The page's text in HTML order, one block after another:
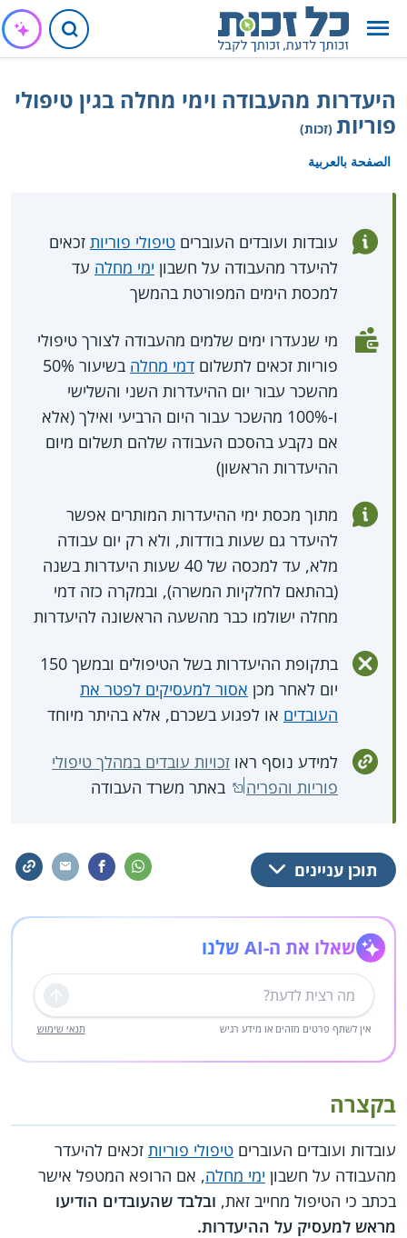
היעדרות מהעבודה וימי מחלה בגין טיפולי
פוריות (זכות)
الصفحة بالعربية
עובדות ועובדים העוברים טיפולי פוריות זכאים
להיעדר מהעבודה על חשבון ימי מחלה עד
למכסת הימים המפורטת בהמשך
מי שנעדרו ימים שלמים מהעבודה לצורך טיפולי
פוריות זכאים לתשלום דמי מחלה
בשיעור 50%
מהשכר עבור יום ההיעדרות השני והשלישי
ו-100% מהשכר עבור היום הרביעי ואילך (אלא
אם נקבע בהסכם העבודה שלהם תשלום מיום
ההיעדרות הראשון)
מתוך מכסת ימי ההיעדרות המותרים אפשר
להיעדר גם שעות בודדות, ולא רק יום עבודה
מלא, עד למכסה של 40 שעות היעדרות בשנה
(בהתאם לחלקיות המשרה), ובמקרה כזה דמי
מחלה ישולמו כבר מהשעה הראשונה להיעדרות
בתקופת ההיעדרות בשל הטיפולים ובמשך 150
יום לאחר מכן אסור למעסיקים לפטר את
העובדים או לפגוע בשכרם, אלא בהיתר מיוחד
למידע נוסף ראו זכויות עובדים במהלך טיפולי
פוריות והפריה
באתר משרד העבודה
תוכן עניינים
שאלו את ה-AI שלנו
שליחה
אין לשתף פרטים מזהים או מידע רגיש תנאי שימוש
בקצרה
עובדות ועובדים העוברים טיפולי פוריות זכאים להיעדר
מהעבודה על חשבון ימי מחלה, אם הרופא המטפל אישר
בכתב כי הטיפול מחייב זאת, ובלבד שהעובדים הודיעו
מראש למעסיק על ההיעדרות.